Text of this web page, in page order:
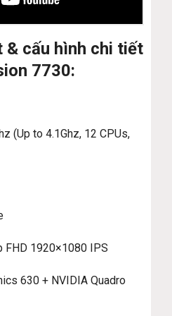
& cấu hình chi tiết
7730:
(Up to 4.1Ghz, 12 CPUs,
FHD 1920×1080 IPS
630 + NVIDIA Quadro